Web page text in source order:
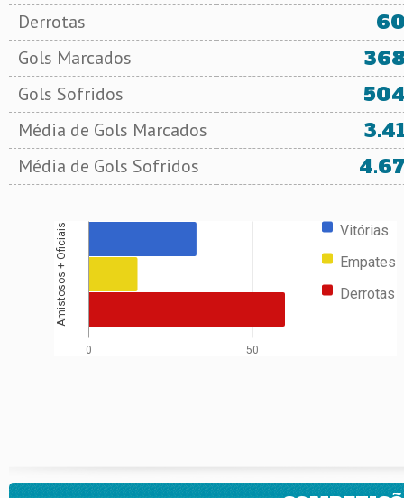
Derrotas
Gols Marcados
Gols Sofridos
Média de Gols Marcados
Média de Gols Sofridos
Vitórias
Empates
Derrotas
0 50
Amistosos + Oficiais